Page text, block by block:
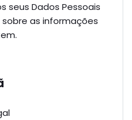
seus Dados Pessoais
as informações